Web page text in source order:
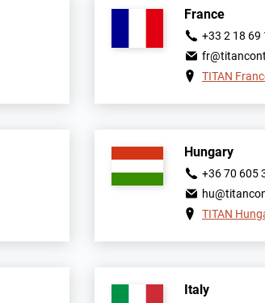
France
+33 2 18 69
TITAN
Hungary
+36 70 605
TITAN
Italy